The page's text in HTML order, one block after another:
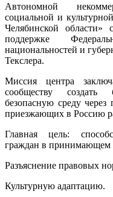
Автономной
социальной и
Челябинской
поддержке
национальностей и
Текслера.
Миссия центра
сообществу
безопасную среду
приезжающих в Россию
Главная цель:
граждан в принимающем
Разъяснение правовых
Культурную адаптацию.